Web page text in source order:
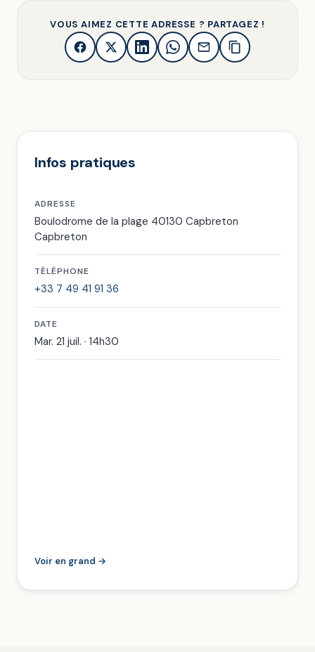
VOUS AIMEZ CETTE ADRESSE ? PARTAGEZ !
Infos pratiques
ADRESSE
Boulodrome de la plage 40130 Capbreton
Capbreton
TÉLÉPHONE
+33 7 49 41 91 36
DATE
Mar. 21 juil. · 14h30
Voir en grand →